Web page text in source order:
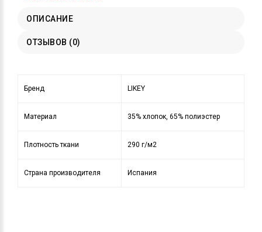
ОПИСАНИЕ
ОТЗЫВОВ (0)
Бренд LIKEY
Материал 35% хлопок, 65% полиэстер
Плотность ткани 290 г/м2
Страна производителя Испания